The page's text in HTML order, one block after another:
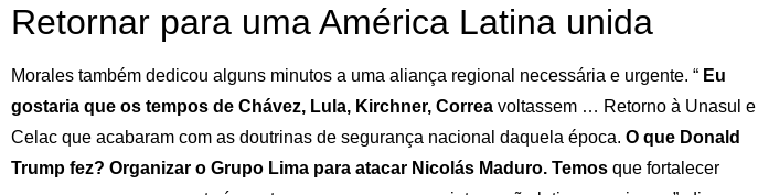
Retornar para uma América Latina unida
Morales também dedicou alguns minutos a uma aliança regional necessária e urgente. “ Eu
gostaria que os tempos de Chávez, Lula, Kirchner, Correa voltassem … Retorno à Unasul e
Celac que acabaram com as doutrinas de segurança nacional daquela época. O que Donald
Trump fez? Organizar o Grupo Lima para atacar Nicolás Maduro. Temos que fortalecer